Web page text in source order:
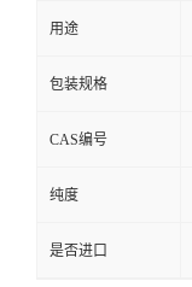
用途
包装规格
CAS编号
纯度
是否进口